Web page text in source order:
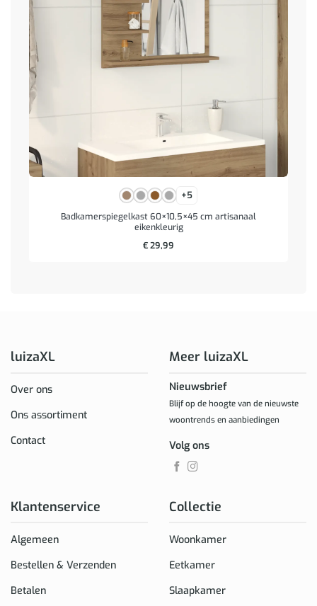
+5
Badkamerspiegelkast 60×10,5×45 cm artisanaal
eikenkleurig
€29,99
luizaXL
Over ons
Ons assortiment
Contact
Klantenservice
Algemeen
Bestellen & Verzenden
Betalen
Collectie
Woonkamer
Eetkamer
Slaapkamer
Meer luizaXL
Nieuwsbrief
Blijf op de hoogte van de nieuwste
woontrends en aanbiedingen
Volg ons